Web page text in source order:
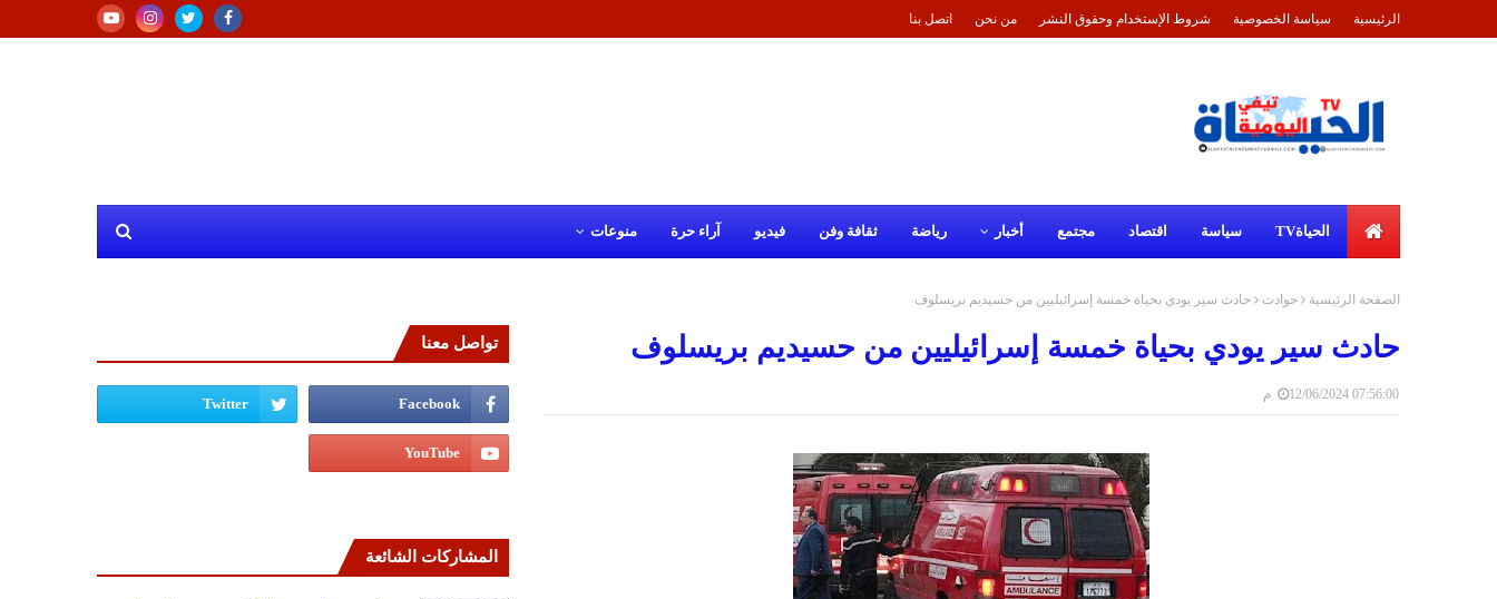
الرئيسية سياسة الخصوصية شروط الإستخدام وحقوق النشر من نحن اتصل بنا
الحياةTV سياسة اقتصاد مجتمع أخبار رياضة ثقافة وفن فيديو آراء حرة منوعات
الصفحة الرئيسية حوادث حادث سير يودي بحياة خمسة إسرائيليين من حسيديم بريسلوف
حادث سير يودي بحياة خمسة إسرائيليين من حسيديم بريسلوف
12/06/2024 07:56:00 م
تواصل معنا
المشاركات الشائعة